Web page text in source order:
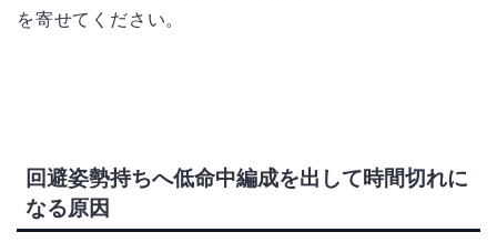
を寄せてください。
回避姿勢持ちへ低命中編成を出して時間切れに
なる原因